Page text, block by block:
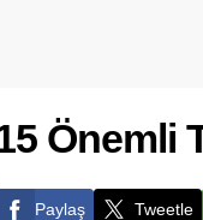
Önemli
Paylaş Tweetle